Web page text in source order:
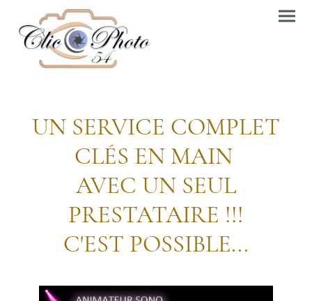
UN SERVICE COMPLET
CLÉS EN MAIN
AVEC UN SEUL
PRESTATAIRE !!!
C'EST POSSIBLE...